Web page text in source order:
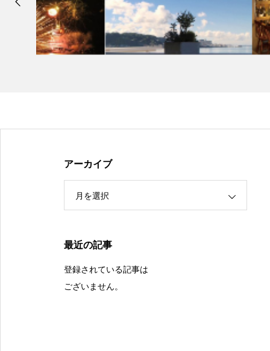
アーカイブ
月を選択
最近の記事
登録されている記事は
ございません。